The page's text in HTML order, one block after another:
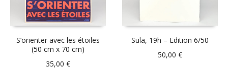
S’orienter avec les étoiles
(50 cm x 70 cm)
35,00 €
Sula, 19h – Edition 6/50
50,00€